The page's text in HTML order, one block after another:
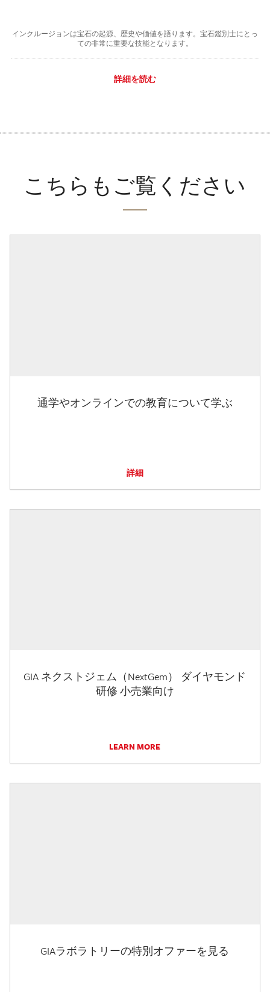
インクルージョンは宝石の起源、歴史や価値を語ります。宝石鑑別士にとっ
ての非常に重要な技能となります。
詳細を読む
こちらもご覧ください
通学やオンラインでの教育について学ぶ
詳細
GIA ネクストジェム（NextGem） ダイヤモンド
研修 小売業向け
LEARN MORE
GIAラボラトリーの特別オファーを見る